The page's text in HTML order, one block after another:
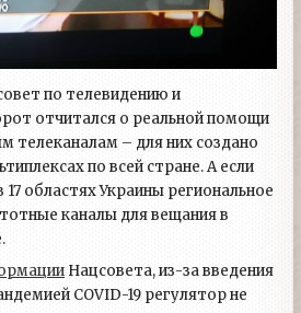
по телевидению и
отчитался о реальной помощи
телеканалам – для них создано
по всей стране. А если
областях Украины региональное
каналы для вещания в
Нацсовета, из-за введения
COVID-19 регулятор не